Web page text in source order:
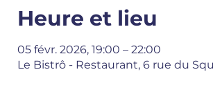
Heure et lieu
05 févr. 2026, 19:00 – 22:00
Le Bistrô - Restaurant, 6 rue du